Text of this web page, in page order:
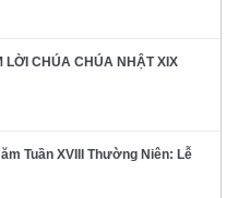
LỜI CHÚA CHÚA NHẬT XIX
Tuần XVIII Thường Niên: Lễ